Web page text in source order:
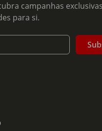
campanhas
para si.